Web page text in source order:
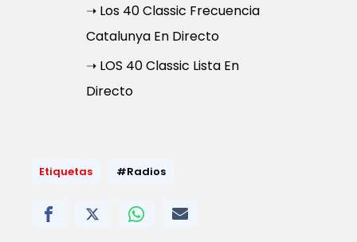
➝ Los 40 Classic Frecuencia
Catalunya En Directo
➝ LOS 40 Classic Lista En
Directo
Etiquetas #Radios